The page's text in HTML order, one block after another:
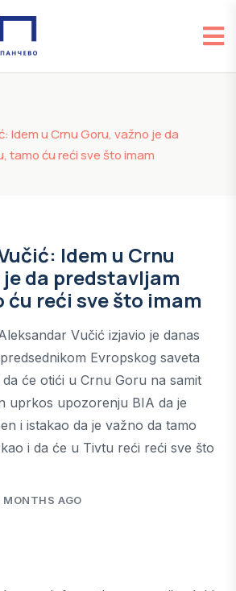
Idem u Crnu Goru, važno je da
tamo ću reći sve što imam
Idem u Crnu
je da predstavljam
reći sve što imam
Vučić izjavio je danas
Evropskog saveta
će otići u Crnu Goru na samit
uprkos upozorenju BIA da je
i istakao da je važno da tamo
i da će u Tivtu reći reći sve što
MONTHS AGO